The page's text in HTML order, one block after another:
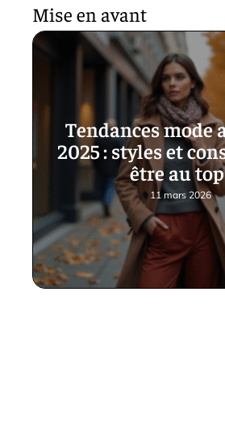
Mise en avant
Tendances mode
2025 : styles et
être au
11 mars 2026